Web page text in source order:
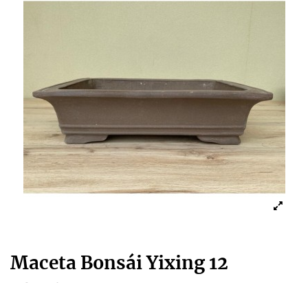
Maceta Bonsái Yixing 12